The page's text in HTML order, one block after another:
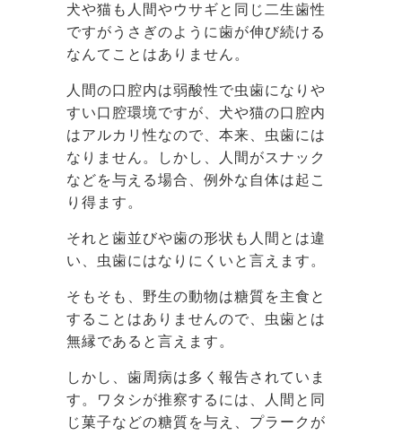
犬や猫も人間やウサギと同じ二生歯性
ですがうさぎのように歯が伸び続ける
なんてことはありません。
人間の口腔内は弱酸性で虫歯になりや
すい口腔環境ですが、犬や猫の口腔内
はアルカリ性なので、本来、虫歯には
なりません。しかし、人間がスナック
などを与える場合、例外な自体は起こ
り得ます。
それと歯並びや歯の形状も人間とは違
い、虫歯にはなりにくいと言えます。
そもそも、野生の動物は糖質を主食と
することはありませんので、虫歯とは
無縁であると言えます。
しかし、歯周病は多く報告されていま
す。ワタシが推察するには、人間と同
じ菓子などの糖質を与え、プラークが